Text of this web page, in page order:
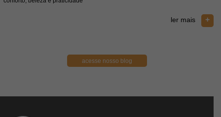
ler mais +
acesse nosso blog